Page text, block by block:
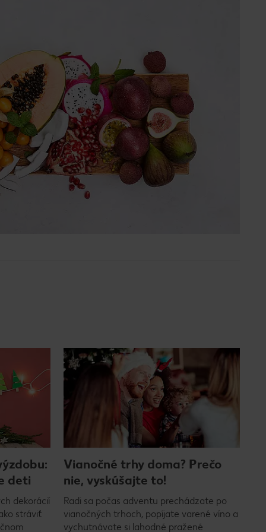
deti
dekorácií
stráviť
Vianočné trhy doma? Prečo
nie, vyskúšajte to!
Radi sa počas adventu prechádzate po
vianočných trhoch, popíjate varené víno a
vychutnávate si lahodné pražené